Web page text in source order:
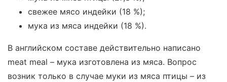
свежее мясо индейки (18 %);
мука из мяса индейки (18 %).
В английском составе действительно написано
meat meal – мука изготовлена из мяса. Вопрос
возник только в случае муки из мяса птицы – из